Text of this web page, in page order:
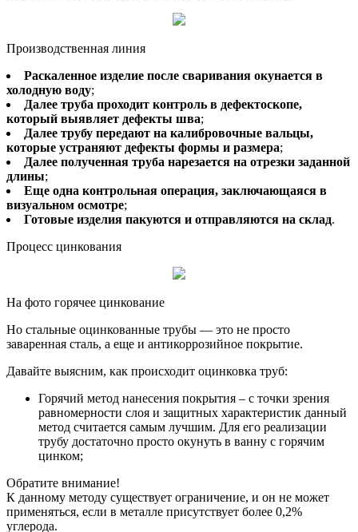
Производственная линия
Раскаленное изделие после сваривания окунается в
холодную воду;
Далее труба проходит контроль в дефектоскопе,
который выявляет дефекты шва;
Далее трубу передают на калибровочные вальцы,
которые устраняют дефекты формы и размера;
Далее полученная труба нарезается на отрезки заданной
длины;
Еще одна контрольная операция, заключающаяся в
визуальном осмотре;
Готовые изделия пакуются и отправляются на склад.
Процесс цинкования
На фото горячее цинкование
Но стальные оцинкованные трубы — это не просто
заваренная сталь, а еще и антикоррозийное покрытие.
Давайте выясним, как происходит оцинковка труб:
Горячий метод нанесения покрытия – с точки зрения
равномерности слоя и защитных характеристик данный
метод считается самым лучшим. Для его реализации
трубу достаточно просто окунуть в ванну с горячим
цинком;
Обратите внимание!
К данному методу существует ограничение, и он не может
применяться, если в металле присутствует более 0,2%
углерода.